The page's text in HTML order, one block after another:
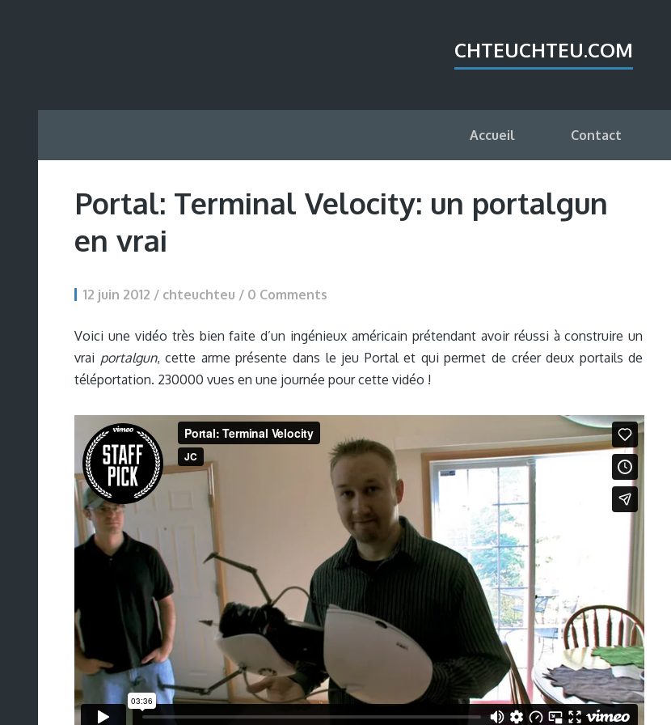
CHTEUCHTEU.COM
Accueil Contact
Portal: Terminal Velocity: un portalgun
en vrai
12 juin 2012 / chteuchteu / 0 Comments
Voici une vidéo très bien faite d’un ingénieux américain prétendant avoir réussi à construire un
vrai portalgun, cette arme présente dans le jeu Portal et qui permet de créer deux portails de
téléportation. 230000 vues en une journée pour cette vidéo !